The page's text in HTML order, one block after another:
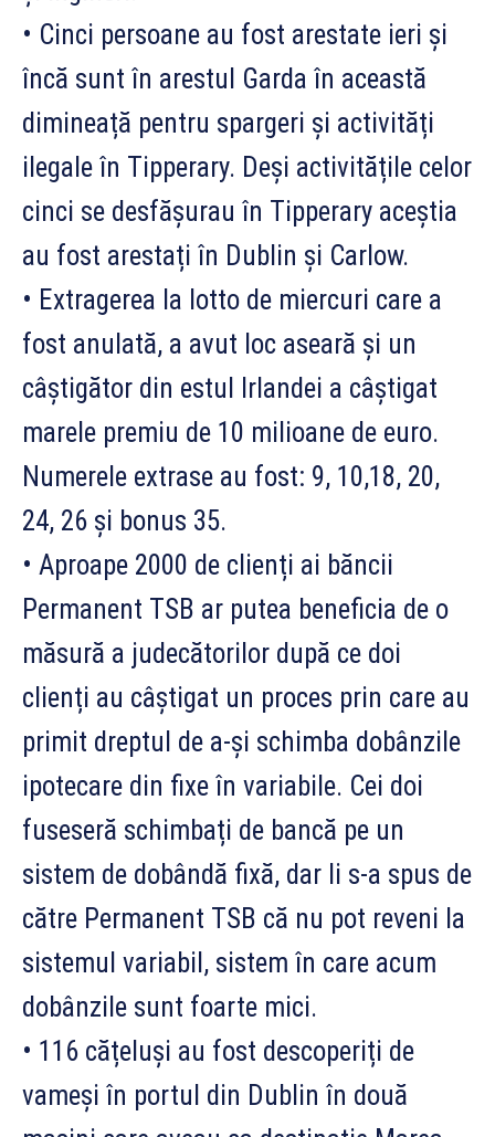
• Cinci persoane au fost arestate ieri și
încă sunt în arestul Garda în această
dimineață pentru spargeri și activități
ilegale în Tipperary. Deși activitățile celor
cinci se desfășurau în Tipperary aceștia
au fost arestați în Dublin și Carlow.
• Extragerea la lotto de miercuri care a
fost anulată, a avut loc aseară și un
câștigător din estul Irlandei a câștigat
marele premiu de 10 milioane de euro.
Numerele extrase au fost: 9, 10,18, 20,
24, 26 și bonus 35.
• Aproape 2000 de clienți ai băncii
Permanent TSB ar putea beneficia de o
măsură a judecătorilor după ce doi
clienți au câștigat un proces prin care au
primit dreptul de a-și schimba dobânzile
ipotecare din fixe în variabile. Cei doi
fuseseră schimbați de bancă pe un
sistem de dobândă fixă, dar li s-a spus de
către Permanent TSB că nu pot reveni la
sistemul variabil, sistem în care acum
dobânzile sunt foarte mici.
• 116 cățeluși au fost descoperiți de
vameși în portul din Dublin în două